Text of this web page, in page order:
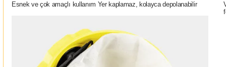
Esnek ve çok amaçlı kullanım Yer kaplamaz, kolayca depolanabilir